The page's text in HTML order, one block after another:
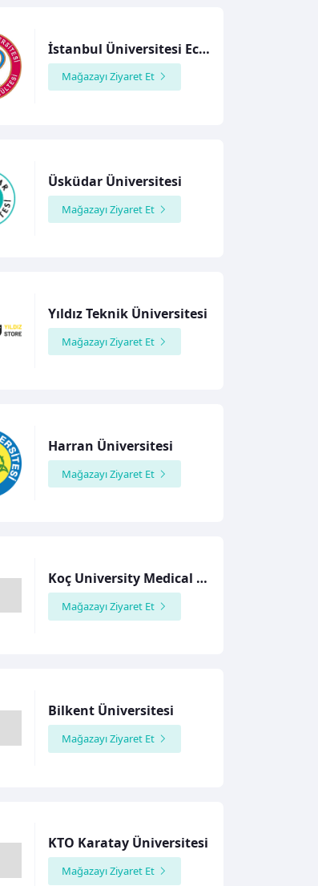
İstanbul Üniversitesi Eczacılık Fakültesi
Mağazayı Ziyaret Et
Üsküdar Üniversitesi
Mağazayı Ziyaret Et
Yıldız Teknik Üniversitesi
Mağazayı Ziyaret Et
Harran Üniversitesi
Mağazayı Ziyaret Et
Koç University Medical Student Association
Mağazayı Ziyaret Et
Bilkent Üniversitesi
Mağazayı Ziyaret Et
KTO Karatay Üniversitesi
Mağazayı Ziyaret Et